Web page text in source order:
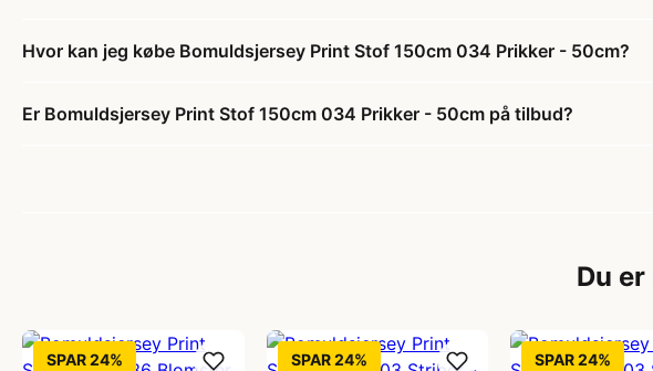
Hvor kan jeg købe Bomuldsjersey Print Stof 150cm 034 Prikker - 50cm?
Er Bomuldsjersey Print Stof 150cm 034 Prikker - 50cm på tilbud?
Du
SPAR 24% SPAR 24% SPAR 24%